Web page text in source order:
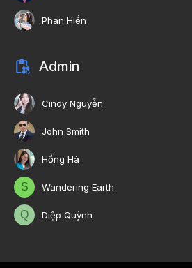
Phan Hiền
Admin
Cindy Nguyễn
John Smith
Hồng Hà
S Wandering Earth
Q Diệp Quỳnh